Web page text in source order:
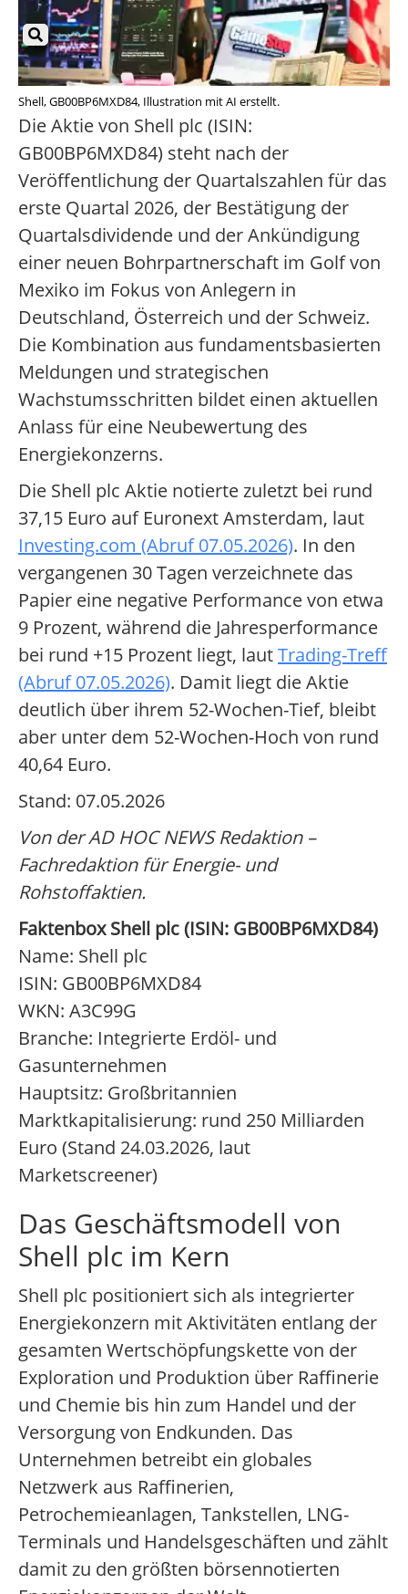
Shell, GB00BP6MXD84, Illustration mit AI erstellt.
Die Aktie von Shell plc (ISIN:
GB00BP6MXD84) steht nach der
Veröffentlichung der Quartalszahlen für das
erste Quartal 2026, der Bestätigung der
Quartalsdividende und der Ankündigung
einer neuen Bohrpartnerschaft im Golf von
Mexiko im Fokus von Anlegern in
Deutschland, Österreich und der Schweiz.
Die Kombination aus fundamentsbasierten
Meldungen und strategischen
Wachstumsschritten bildet einen aktuellen
Anlass für eine Neubewertung des
Energiekonzerns.
Die Shell plc Aktie notierte zuletzt bei rund
37,15 Euro auf Euronext Amsterdam, laut
Investing.com (Abruf 07.05.2026). In den
vergangenen 30 Tagen verzeichnete das
Papier eine negative Performance von etwa
9 Prozent, während die Jahresperformance
bei rund +15 Prozent liegt, lautTrading-Treff
(Abruf 07.05.2026). Damit liegt die Aktie
deutlich über ihrem 52-Wochen-Tief, bleibt
aber unter dem 52-Wochen-Hoch von rund
40,64 Euro.
Stand: 07.05.2026
Von der AD HOC NEWS Redaktion –
Fachredaktion für Energie- und
Rohstoffaktien.
Faktenbox Shell plc (ISIN: GB00BP6MXD84)
Name: Shell plc
ISIN: GB00BP6MXD84
WKN: A3C99G
Branche: Integrierte Erdöl- und
Gasunternehmen
Hauptsitz: Großbritannien
Marktkapitalisierung: rund 250 Milliarden
Euro (Stand 24.03.2026, laut
Marketscreener)
Das Geschäftsmodell von
Shell plc im Kern
Shell plc positioniert sich als integrierter
Energiekonzern mit Aktivitäten entlang der
gesamten Wertschöpfungskette von der
Exploration und Produktion über Raffinerie
und Chemie bis hin zum Handel und der
Versorgung von Endkunden. Das
Unternehmen betreibt ein globales
Netzwerk aus Raffinerien,
Petrochemieanlagen, Tankstellen, LNG-
Terminals und Handelsgeschäften und zählt
damit zu den größten börsennotierten